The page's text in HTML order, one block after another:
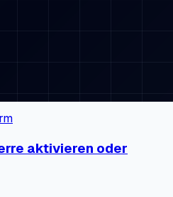
aktivieren oder